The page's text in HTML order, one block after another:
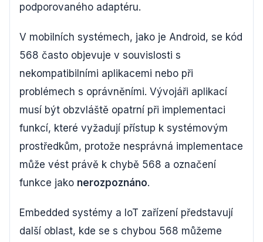
podporovaného adaptéru.
V mobilních systémech, jako je Android, se kód
568 často objevuje v souvislosti s
nekompatibilními aplikacemi nebo při
problémech s oprávněními. Vývojáři aplikací
musí být obzvláště opatrní při implementaci
funkcí, které vyžadují přístup k systémovým
prostředkům, protože nesprávná implementace
může vést právě k chybě 568 a označení
funkce jako nerozpoznáno.
Embedded systémy a IoT zařízení představují
další oblast, kde se s chybou 568 můžeme